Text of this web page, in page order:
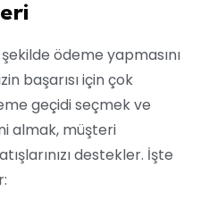
ödeme yapmasını
başarısı için çok
geçidi seçmek ve
almak, müşteri
destekler. İşte